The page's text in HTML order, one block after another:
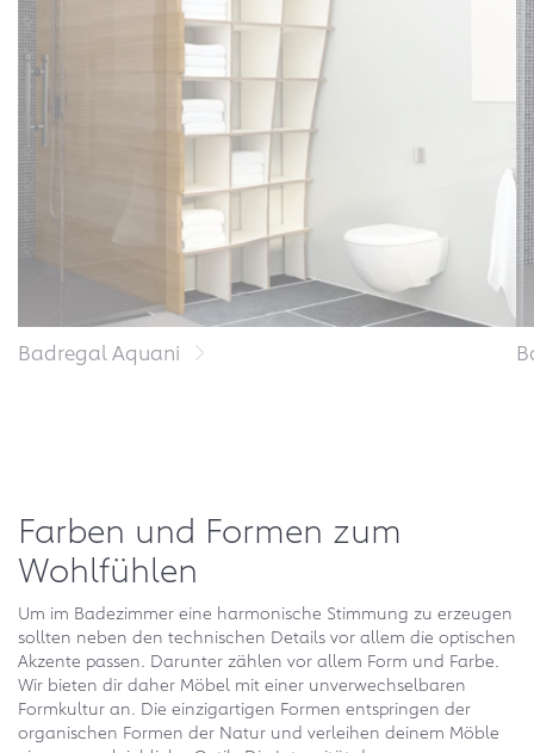
Badregal Aquani
Farben und Formen zum
Wohlfühlen
Um im Badezimmer eine harmonische Stimmung zu erzeugen
sollten neben den technischen Details vor allem die optischen
Akzente passen. Darunter zählen vor allem Form und Farbe.
Wir bieten dir daher Möbel mit einer unverwechselbaren
Formkultur an. Die einzigartigen Formen entspringen der
organischen Formen der Natur und verleihen deinem Möble